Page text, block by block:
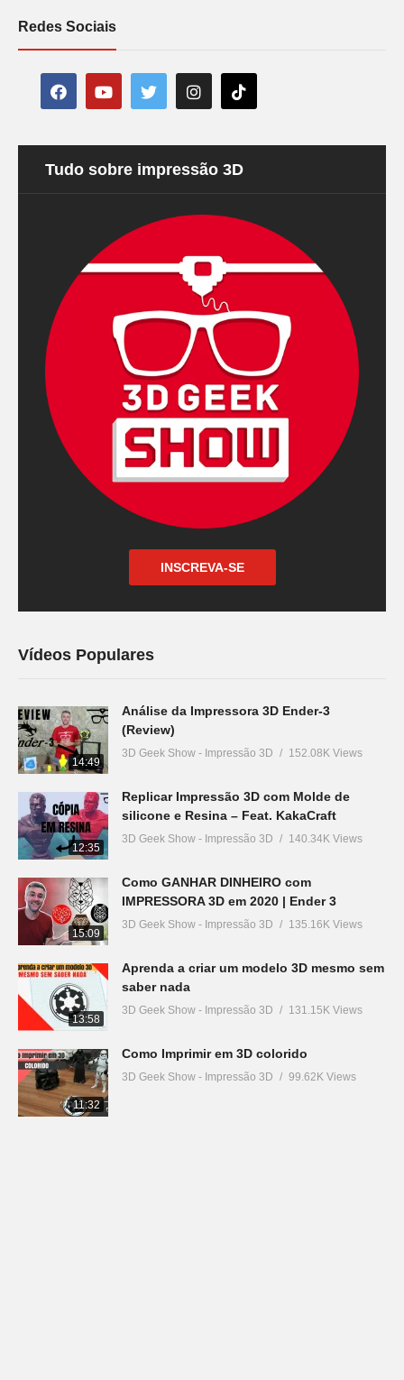
Redes Sociais
Tudo sobre impressão 3D
INSCREVA-SE
Vídeos Populares
14:49
Análise da Impressora 3D Ender-3
(Review)
3D Geek Show - Impressão 3D 152.08K Views
12:35
Replicar Impressão 3D com Molde de
silicone e Resina – Feat. KakaCraft
3D Geek Show - Impressão 3D 140.34K Views
15:09
Como GANHAR DINHEIRO com
IMPRESSORA 3D em 2020 | Ender 3
3D Geek Show - Impressão 3D 135.16K Views
13:58
Aprenda a criar um modelo 3D mesmo sem
saber nada
3D Geek Show - Impressão 3D 131.15K Views
11:32
Como Imprimir em 3D colorido
3D Geek Show - Impressão 3D 99.62K Views